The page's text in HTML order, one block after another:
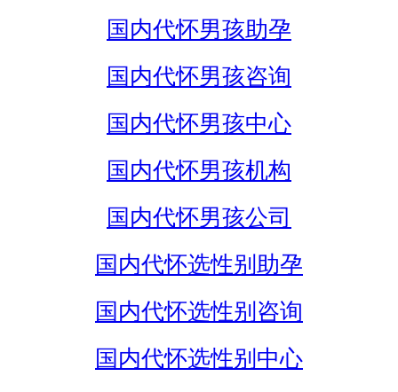
国内代怀男孩助孕
国内代怀男孩咨询
国内代怀男孩中心
国内代怀男孩机构
国内代怀男孩公司
国内代怀选性别助孕
国内代怀选性别咨询
国内代怀选性别中心